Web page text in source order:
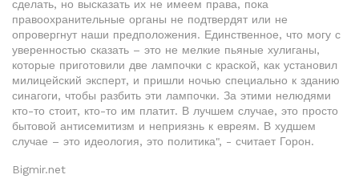
сделать, но высказать их не имеем права, пока
правоохранительные органы не подтвердят или не
опровергнут наши предположения. Единственное, что могу с
уверенностью сказать – это не мелкие пьяные хулиганы,
которые приготовили две лампочки с краской, как установил
милицейский эксперт, и пришли ночью специально к зданию
синагоги, чтобы разбить эти лампочки. За этими нелюдями
кто-то стоит, кто-то им платит. В лучшем случае, это просто
бытовой антисемитизм и неприязнь к евреям. В худшем
случае – это идеология, это политика", - считает Горон.
Bigmir.net